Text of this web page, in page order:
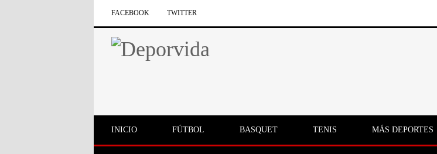
FACEBOOK TWITTER
INICIO FÚTBOL BASQUET TENIS MÁS DEPORTES